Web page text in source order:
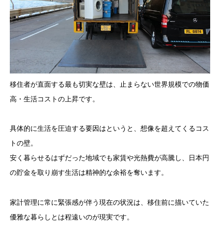
移住者が直面する最も切実な壁は、止まらない世界規模での物価
高・生活コストの上昇です。
具体的に生活を圧迫する要因はというと、想像を超えてくるコス
トの壁。
安く暮らせるはずだった地域でも家賃や光熱費が高騰し、日本円
の貯金を取り崩す生活は精神的な余裕を奪います。
家計管理に常に緊張感が伴う現在の状況は、移住前に描いていた
優雅な暮らしとは程遠いのが現実です。